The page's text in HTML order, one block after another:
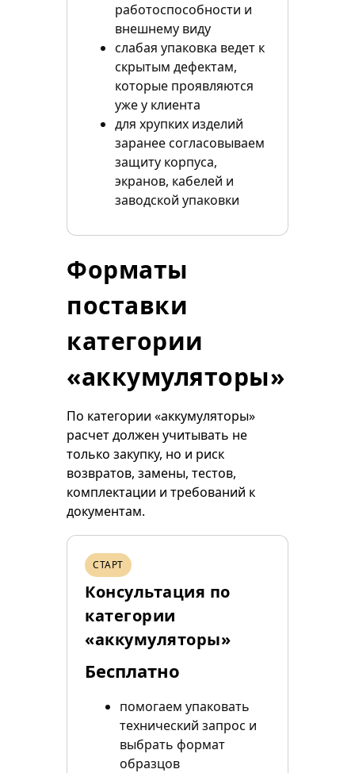
работоспособности и
внешнему виду
слабая упаковка ведет к
скрытым дефектам,
которые проявляются
уже у клиента
для хрупких изделий
заранее согласовываем
защиту корпуса,
экранов, кабелей и
заводской упаковки
Форматы
поставки
категории
«аккумуляторы»
По категории «аккумуляторы»
расчет должен учитывать не
только закупку, но и риск
возвратов, замены, тестов,
комплектации и требований к
документам.
СТАРТ
Консультация по
категории
«аккумуляторы»
Бесплатно
помогаем упаковать
технический запрос и
выбрать формат
образцов